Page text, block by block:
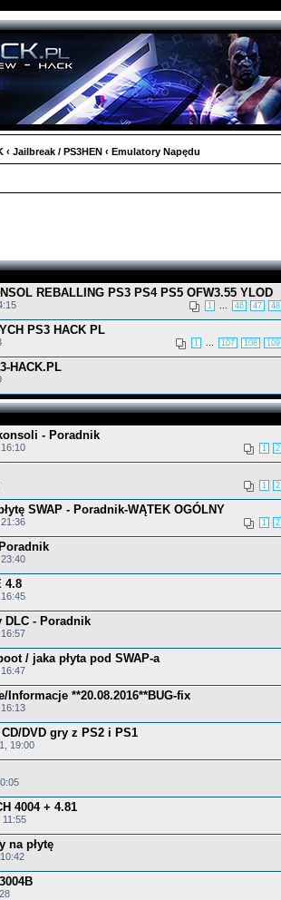
‹ Jailbreak / PS3HEN ‹ Emulatory Napędu
REBALLING PS3 PS4 PS5 OFW3.55 YLOD
1 46 47 48
PS3 HACK PL
1 107 108 109
HACK.PL
- Poradnik
1 2
1 2
SWAP - Poradnik-WĄTEK OGÓLNY
1 2
4.8
DLC - Poradnik
/ jaka płyta pod SWAP-a
Informacje **20.08.2016**BUG-fix
DVD gry z PS2 i PS1
19:00
4004 + 4.81
11:55
na płytę